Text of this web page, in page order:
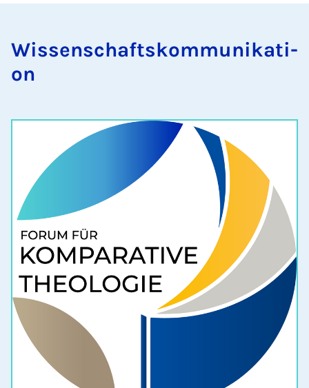
Wis­sen­schafts­kom­mu­ni­ka­ti­
on